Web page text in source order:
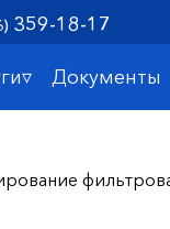
Документы
359-18-17